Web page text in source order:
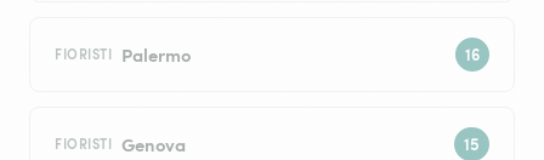
FIORISTI Palermo
FIORISTI Genova